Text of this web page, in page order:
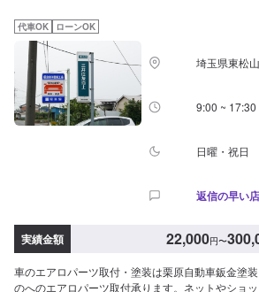
ペースに駐車してください。受付はスタッフへ「メ
とお伝えください。ご案内いたします。【定休日・
日、祝日、不定休営業時間：9:00~18:00
代車OK ローンOK
埼玉県東松
9:00 ~ 17:30
日曜・祝日
返信の早い
実績金額 22,000円〜
車のエアロパーツ取付・塗装は栗原自動車鈑金塗
のへのエアロパーツ取付承ります。ネットやショ